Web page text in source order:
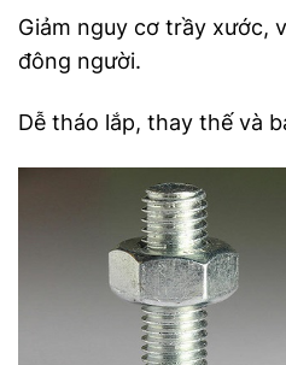
Giảm nguy cơ trầy xước,
đông người.
Dễ tháo lắp, thay thế và